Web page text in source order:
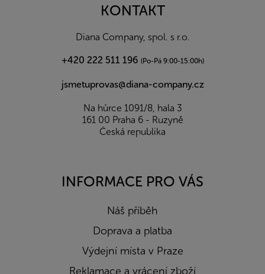
KONTAKT
Diana Company, spol. s r.o.
+420 222 511 196 (Po-Pá 9:00-15:00h)
jsmetuprovas@diana-company.cz
Na hůrce 1091/8, hala 3
161 00 Praha 6 - Ruzyně
Česká republika
INFORMACE PRO VÁS
Náš příběh
Doprava a platba
Výdejní místa v Praze
Reklamace a vrácení zboží